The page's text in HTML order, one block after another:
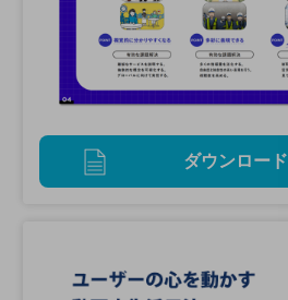
ダウンロード